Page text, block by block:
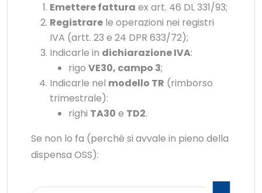
Emettere fattura ex art. 46 DL 331/93;
Registrare le operazioni nei registri
IVA (artt. 23 e 24 DPR 633/72);
Indicarle in dichiarazione IVA:
rigo VE30, campo 3;
Indicarle nel modello TR (rimborso
trimestrale):
righi TA30 e TD2.
Se non lo fa (perché si avvale in pieno della
dispensa OSS):